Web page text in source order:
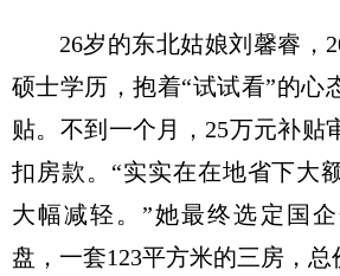
26岁的东北姑娘刘馨睿，
硕士学历，抱着“试试看”的心
贴。不到一个月，25万元补贴
扣房款。“实实在在地省下大
大幅减轻。”她最终选定国
盘，一套123平方米的三房，总